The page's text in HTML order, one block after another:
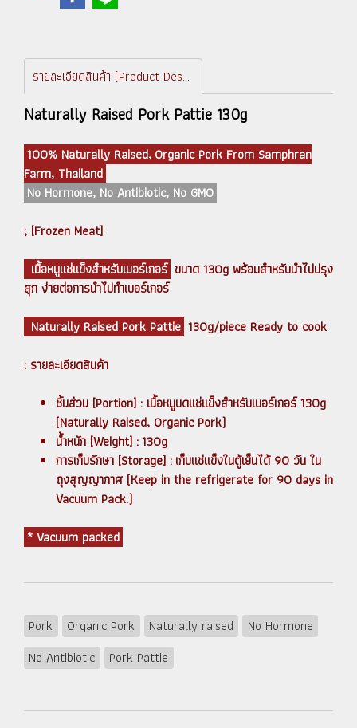
รายละเอียดสินค้า (Product Description)
Naturally Raised Pork Pattie 130g
100% Naturally Raised, Organic Pork From Samphran
Farm, Thailand
No Hormone, No Antibiotic, No GMO
; [Frozen Meat]
เนื้อหมูแช่แข็งสำหรับเบอร์เกอร์ ขนาด 130g พร้อมสำหรับนำไปปรุง
สุก ง่ายต่อการนำไปทำเบอร์เกอร์
Naturally Raised Pork Pattie 130g/piece Ready to cook
: รายละเอียดสินค้า
ชิ้นส่วน [Portion] : เนื้อหมูบดแช่แข็งสำหรับเบอร์เกอร์ 130g
(Naturally Raised, Organic Pork)
น้ำหนัก [Weight] : 130g
การเก็บรักษา [Storage] : เก็บแช่แข็งในตู้เย็นได้ 90 วัน ใน
ถุงสุญญากาศ (Keep in the refrigerate for 90 days in
Vacuum Pack.)
* Vacuum packed
Pork Organic Pork Naturally raised
No Hormone
No Antibiotic
Pork Pattie